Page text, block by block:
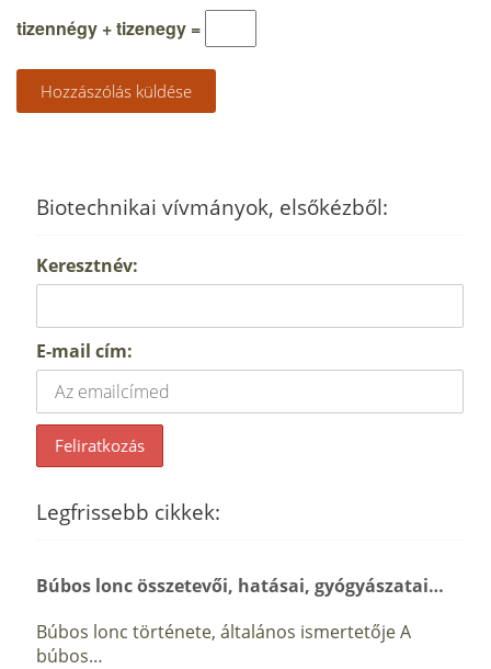
tizennégy + tizenegy =
Biotechnikai vívmányok, elsőkézből:
Keresztnév:
E-mail cím:
Legfrissebb cikkek:
Búbos lonc összetevői, hatásai, gyógyászatai…
Búbos lonc története, általános ismertetője A
búbos…